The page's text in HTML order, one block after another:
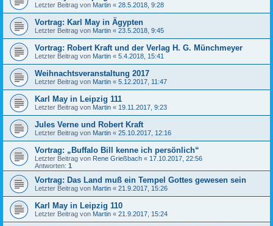
Letzter Beitrag von Martin « 28.5.2018, 9:28
Vortrag: Karl May in Ägypten
Letzter Beitrag von Martin « 23.5.2018, 9:45
Vortrag: Robert Kraft und der Verlag H. G. Münchmeyer
Letzter Beitrag von Martin « 5.4.2018, 15:41
Weihnachtsveranstaltung 2017
Letzter Beitrag von Martin « 5.12.2017, 11:47
Karl May in Leipzig 111
Letzter Beitrag von Martin « 19.11.2017, 9:23
Jules Verne und Robert Kraft
Letzter Beitrag von Martin « 25.10.2017, 12:16
Vortrag: „Buffalo Bill kenne ich persönlich“
Letzter Beitrag von Rene Grießbach « 17.10.2017, 22:56
Antworten: 1
Vortrag: Das Land muß ein Tempel Gottes gewesen sein
Letzter Beitrag von Martin « 21.9.2017, 15:26
Karl May in Leipzig 110
Letzter Beitrag von Martin « 21.9.2017, 15:24